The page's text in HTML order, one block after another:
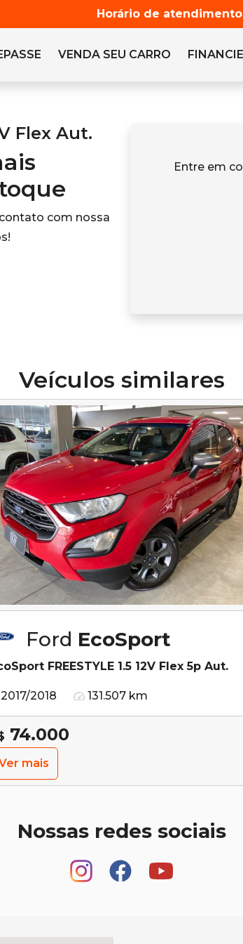
Horário de
VENDA SEU CARRO FINANCIE
Flex Aut.
com nossa
Entre em
Veículos similares
Ford EcoSport
FREESTYLE 1.5 12V Flex 5p Aut.
2017/2018 131.507 km
74.000
mais
Nossas redes sociais